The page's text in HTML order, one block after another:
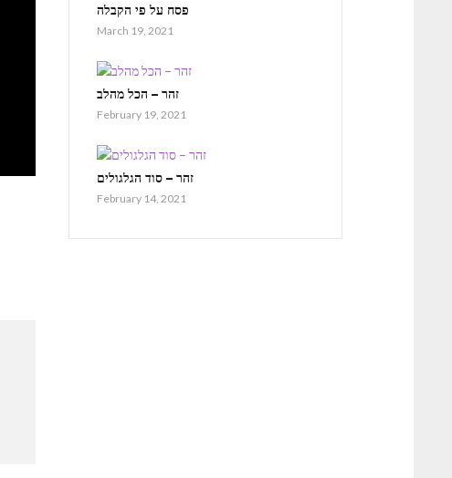
פסח על פי הקבלה
March 19, 2021
זהר – הכל מהלב
February 19, 2021
זהר – סוד הגלגולים
February 14, 2021